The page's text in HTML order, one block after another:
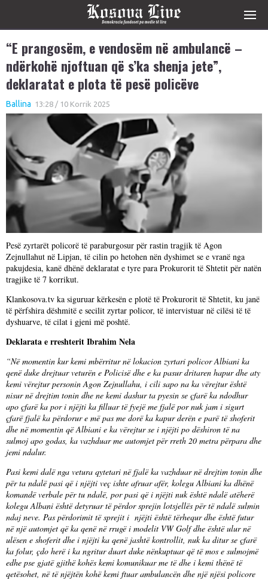
“E prangosëm, e vendosëm në ambulancë –
ndërkohë njoftuan që s’ka shenja jete”,
deklaratat e plota të pesë policëve
Ballina 13:28 / 10 Korrik 2025
Pesë zyrtarët policorë të paraburgosur për rastin tragjik të Agon
Zejnullahut në Lipjan, të cilin po hetohen nën dyshimet se e vranë nga
pakujdesia, kanë dhënë deklaratat e tyre para Prokurorit të Shtetit për natën
tragjike të 7 korrikut.
Klankosova.tv ka siguruar kërkesën e plotë të Prokurorit të Shtetit, ku janë
të përfshira dëshmitë e secilit zyrtar policor, të intervistuar në cilësi të të
dyshuarve, të cilat i gjeni më poshtë.
Deklarata e rreshterit Ibrahim Nela
“Në momentin kur kemi mbërritur në lokacion zyrtari policor Albiani ka
qenë duke drejtuar veturën e Policisë dhe e ka pasur dritaren hapur dhe aty
kemi vërejtur personin Agon Zejnullahu, i cili sapo na ka vërejtur është
nisur në drejtim tonin dhe ne kemi dashur ta pyesin se çfarë ka ndodhur
apo çfarë ka por i njëjti ka filluar të fyejë me fjalë por nuk jam i sigurt
çfarë fjalë ka përdorur e më pas me dorë ka kapur derën e parë të shoferit
dhe në momentin që Albiani e ka vërejtur se i njëjti po dëshiron të na
sulmoj apo godas, ka vazhduar me automjet për rreth 20 metra përpara dhe
jemi ndalur.
Pasi kemi dalë nga vetura qytetari në fjalë ka vazhduar në drejtim tonin dhe
për ta ndalë pasi që i njëjti veç ishte afruar afër, kolegu Albiani ka dhënë
komandë verbale për tu ndalë, por pasi që i njëjti nuk është ndalë atëherë
kolegu Albani është detyruar të përdor sprejin lotsjellës për të ndalë sulmin
ndaj neve. Pas përdorimit të sprejit i njëjti është tërhequr dhe është futur
në një automjet që ka qenë në rrugë i modelit VW Golf dhe është ulur në
ulësen e shoferit dhe i njëjti ka qenë jashtë kontrollit, nuk ka ditur se çfarë
ka folur, çdo herë i ka ngritur duart duke nënkuptuar që të mos e sulmojmë
edhe pse gjatë gjithë kohës kemi komunikuar me të dhe i kemi thënë të
qetësohet, në të njëjtën kohë kemi ftuar ambulancën dhe një njësi policore